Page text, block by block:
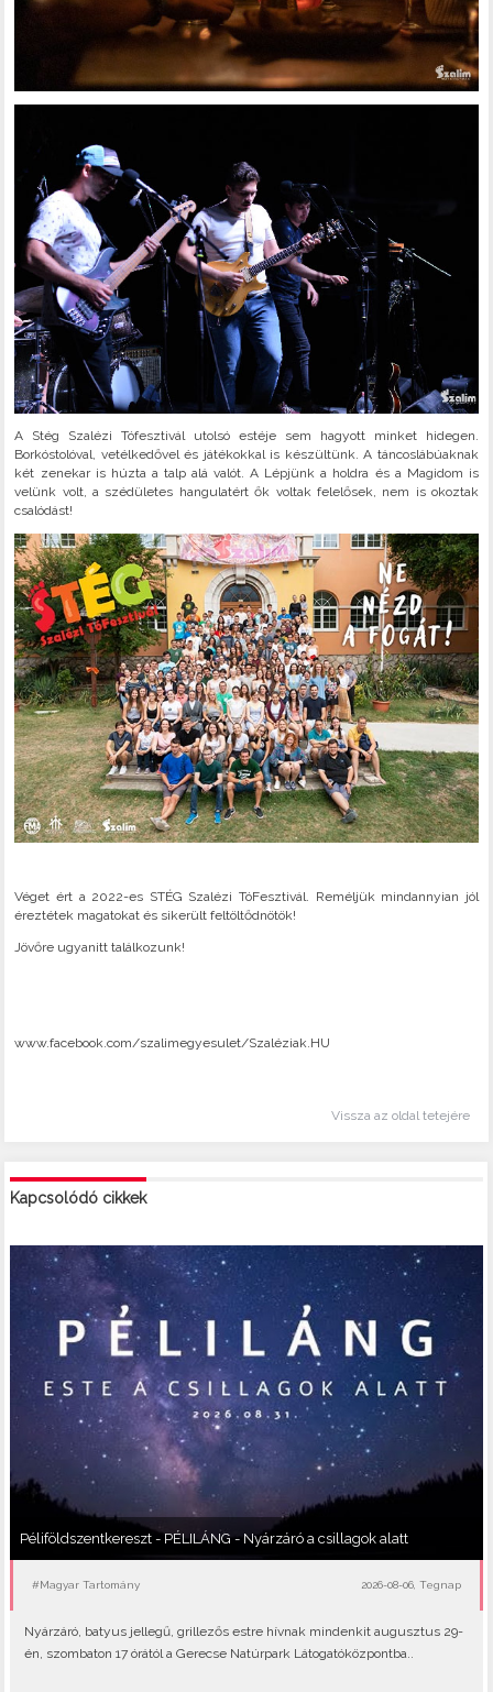
A Stég Szalézi Tófesztivál utolsó estéje sem hagyott minket hidegen.
Borkóstolóval, vetélkedővel és játékokkal is készültünk. A táncoslábúaknak
két zenekar is húzta a talp alá valót. A Lépjünk a holdra és a Magidom is
velünk volt, a szédületes hangulatért ők voltak felelősek, nem is okoztak
csalódást!
Véget ért a 2022-es STÉG Szalézi TóFesztivál. Reméljük mindannyian jól
éreztétek magatokat és sikerült feltöltődnötök!
Jövőre ugyanitt találkozunk!
www.facebook.com/szalimegyesulet/Szaléziak.HU
Vissza az oldal tetejére
Kapcsolódó cikkek
Péliföldszentkereszt - PÉLILÁNG - Nyárzáró a csillagok alatt
#Magyar Tartomány 2026-08-06, Tegnap
Nyárzáró, batyus jellegű, grillezős estre hívnak mindenkit augusztus 29-
én, szombaton 17 órától a Gerecse Natúrpark Látogatóközpontba..